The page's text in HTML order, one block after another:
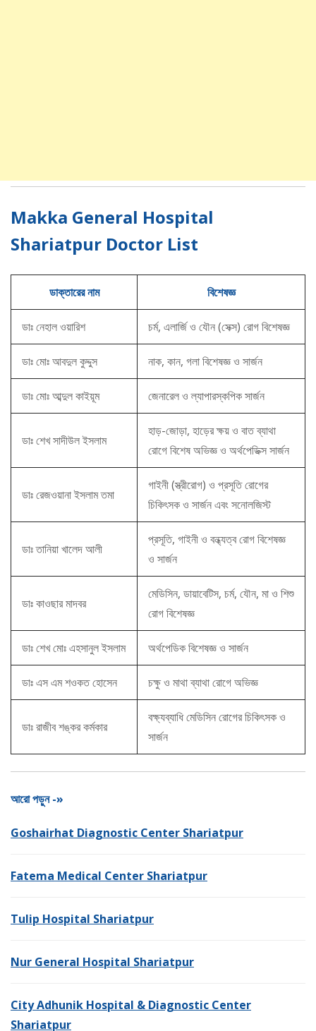
Makka General Hospital
Shariatpur Doctor List
ডাক্তারের নাম বিশেষজ্ঞ
ডাঃ নেহাল ওয়ারিশ চর্ম, এলার্জি ও যৌন (সেক্স) রোগ বিশেষজ্ঞ
ডাঃ মোঃ আবদুল কুদ্দুস নাক, কান, গলা বিশেষজ্ঞ ও সার্জন
ডাঃ মোঃ আব্দুল কাইয়ূম জেনারেল ও ল্যাপারস্কপিক সার্জন
ডাঃ শেখ সাদীউল ইসলাম
হাড়-জোড়া, হাড়ের ক্ষয় ও বাত ব্যাথা
রোগে বিশেষ অভিজ্ঞ ও অর্থপেডিক্স সার্জন
ডাঃ রেজওয়ানা ইসলাম তমা
গাইনী (স্ত্রীরোগ) ও প্রসূতি রোগের
চিকিৎসক ও সার্জন এবং সনোলজিস্ট
ডাঃ তানিয়া খালেদ আলী
প্রসূতি, গাইনী ও বন্ধ্যত্ব রোগ বিশেষজ্ঞ
ও সার্জন
ডাঃ কাওছার মাদবর
মেডিসিন, ডায়াবেটিস, চর্ম, যৌন, মা ও শিশু
রোগ বিশেষজ্ঞ
ডাঃ শেখ মোঃ এহসানুল ইসলাম অর্থপেডিক বিশেষজ্ঞ ও সার্জন
ডাঃ এস এম শওকত হোসেন চক্ষু ও মাথা ব্যাথা রোগে অভিজ্ঞ
ডাঃ রাজীব শঙ্কর কর্মকার
বক্ষ্যব্যাধি মেডিসিন রোগের চিকিৎসক ও
সার্জন
আরো পড়ুন -»
Goshairhat Diagnostic Center Shariatpur
Fatema Medical Center Shariatpur
Tulip Hospital Shariatpur
Nur General Hospital Shariatpur
City Adhunik Hospital & Diagnostic Center
Shariatpur